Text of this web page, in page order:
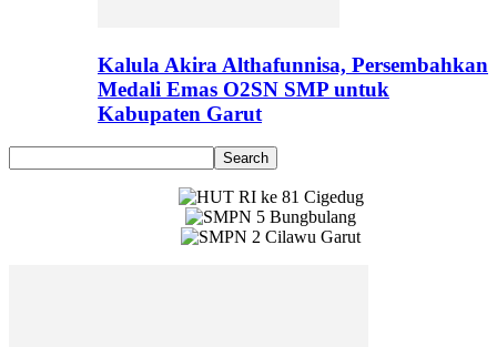
Kalula Akira Althafunnisa, Persembahkan
Medali Emas O2SN SMP untuk
Kabupaten Garut